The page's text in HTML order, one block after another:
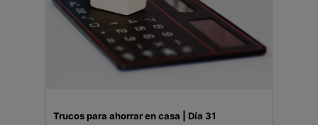
Trucos para ahorrar en casa | Día 31